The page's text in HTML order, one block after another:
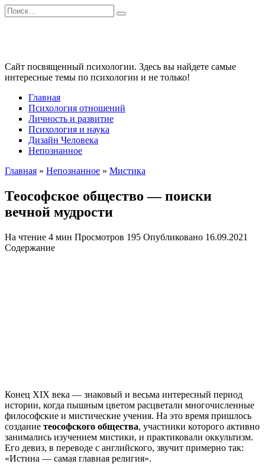
Перейти
к
Search
for:
Сайт посвященный психологии. Здесь вы найдете самые
интересные темы по психологии и не только!
Главная
Психология отношений
Личность и развитие
Психология и наука
Дизайн Человека
Непознанное
Главная » Непознанное » Мистика
Теософское общество — поиски
вечной мудрости
На чтение 4 мин Просмотров 195 Опубликовано 16.09.2021
Содержание
Конец XIX века — знаковый и весьма интересный период
истории, когда пышным цветом расцветали многочисленные
философские и мистические учения. На это время пришлось
создание теософского общества, участники которого активно
занимались изучением мистики, и практиковали оккультизм.
Его девиз, в переводе с английского, звучит примерно так:
«Истина — самая главная религия».